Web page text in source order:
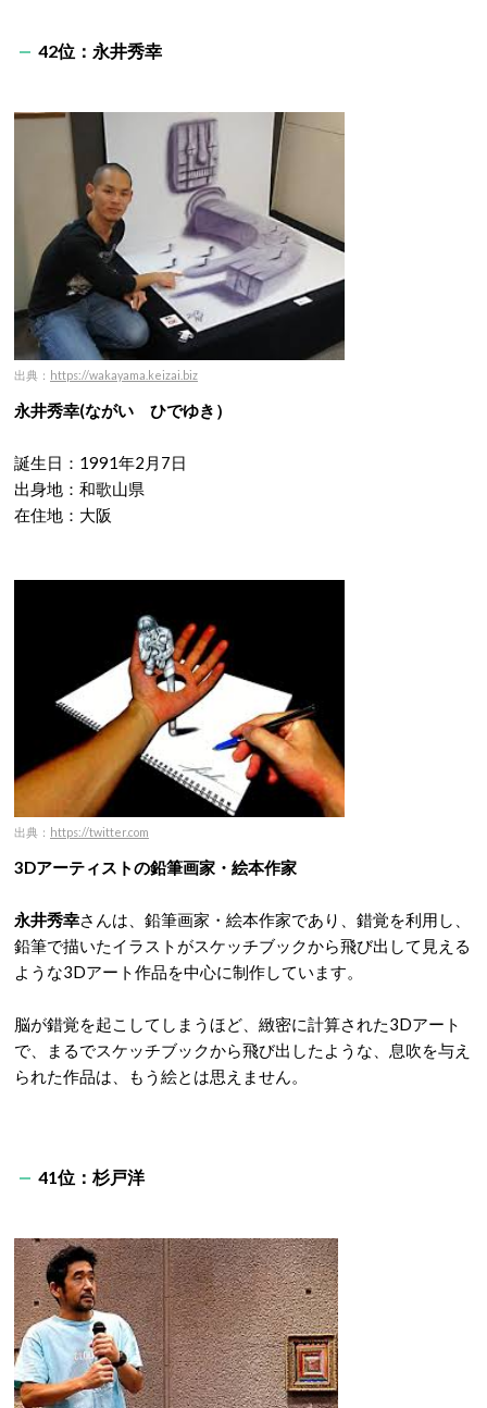
42位：永井秀幸
出典： https://wakayama.keizai.biz
永井秀幸(ながい ひでゆき）
誕生日：1991年2月7日
出身地：和歌山県
在住地：大阪
出典： https://twitter.com
3Dアーティストの鉛筆画家・絵本作家
永井秀幸さんは、鉛筆画家・絵本作家であり、錯覚を利用し、
鉛筆で描いたイラストがスケッチブックから飛び出して見える
ような3Dアート作品を中心に制作しています。
脳が錯覚を起こしてしまうほど、緻密に計算された3Dアート
で、まるでスケッチブックから飛び出したような、息吹を与え
られた作品は、もう絵とは思えません。
41位：杉戸洋